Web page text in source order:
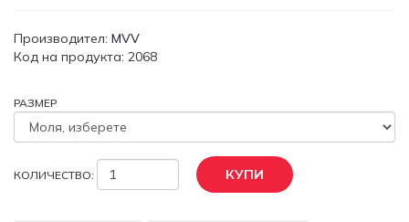
Производител: MVV
Код на продукта: 2068
РАЗМЕР
КОЛИЧЕСТВО: КУПИ